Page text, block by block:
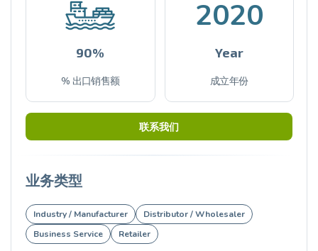
90%
% 出口销售额
2020
Year
成立年份
联系我们
业务类型
Industry / Manufacturer
Distributor / Wholesaler
Business Service
Retailer